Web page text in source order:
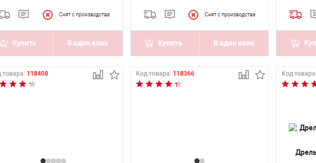
Купить В один клик Купить В один клик
товара: 118408 Код товара: 118366 Код